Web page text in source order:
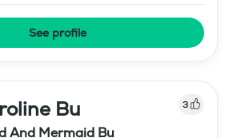
See profile
Bu 3
And Mermaid Bu